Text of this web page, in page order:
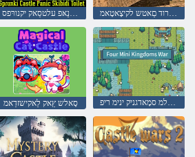
טעזָאלק ידיביקס קינַאּפ עלטסַאק יקנורּפס תוברוח ךרוד םַאטש לקיצָאטָאמ
סָאלש ץַאק לַאקישזדַאמ